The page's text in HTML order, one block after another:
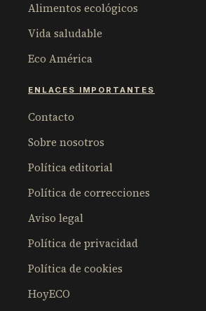
Alimentos ecológicos
Vida saludable
Eco América
ENLACES IMPORTANTES
Contacto
Sobre nosotros
Política editorial
Política de correcciones
Aviso legal
Política de privacidad
Política de cookies
HoyECO